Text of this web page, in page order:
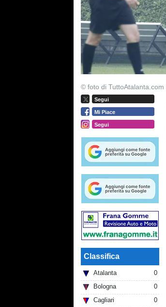
© foto di TuttoAtalanta.com
Segui
Mi Piace
Segui
Classifica
Atalanta
0
Bologna
0
Cagliari
0